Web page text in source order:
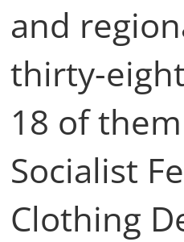
and
thirty-
18 of
Socialist
Clothing